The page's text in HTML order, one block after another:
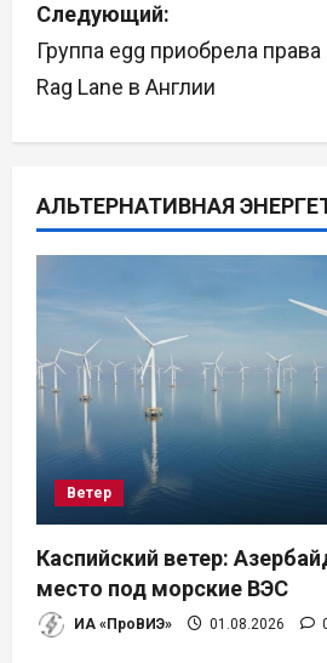
и
г
и
о
з
а
п
и
с
Следующий:
Группа egg приобрела
Rag Lane в Англии
АЛЬТЕРНАТИВНАЯ
Ветер
Каспийский ветер:
место под морские ВЭС
ИА «ПроВИЭ» 01.08.2026